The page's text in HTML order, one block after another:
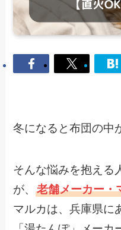
冬になると布団の中
そんな悩みを抱える
が、老舗メーカー・
マルカは、兵庫県に